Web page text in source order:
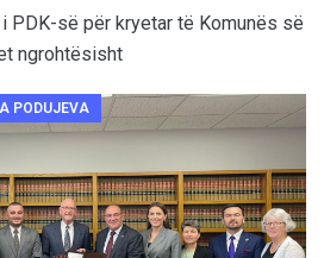
PDK-së për kryetar të Komunës së
ngrohtësisht
PODUJEVA